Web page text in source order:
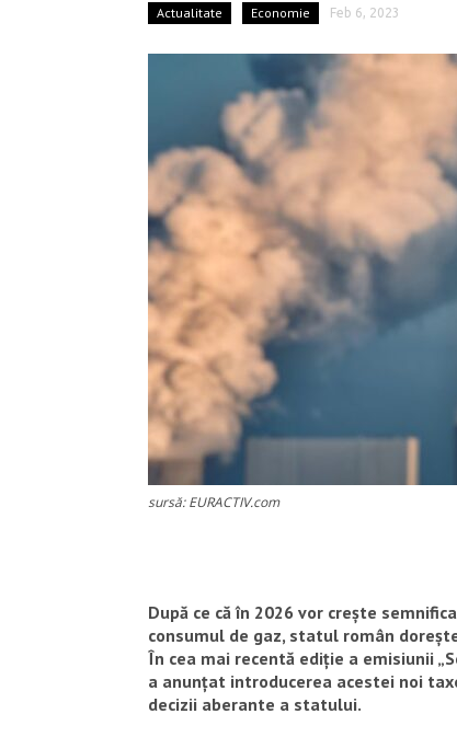
Actualitate Economie Feb 6, 2023
sursă: EURACTIV.com
După ce că în 2026 vor crește
consumul de gaz, statul român
În cea mai recentă ediție a emisiunii
a anunțat introducerea acestei noi
decizii aberante a statului.